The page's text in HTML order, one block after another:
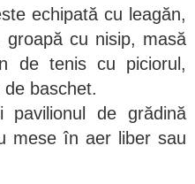
echipată cu leagăn,
groapă cu nisip, masă
de tenis cu piciorul,
baschet.
pavilionul de grădină
mese în aer liber sau